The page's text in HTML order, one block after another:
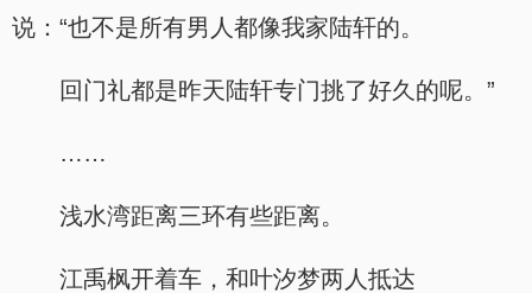
说：“也不是所有男人都像我家陆轩的。
回门礼都是昨天陆轩专门挑了好久的呢。”
……
浅水湾距离三环有些距离。
江禹枫开着车，和叶汐梦两人抵达